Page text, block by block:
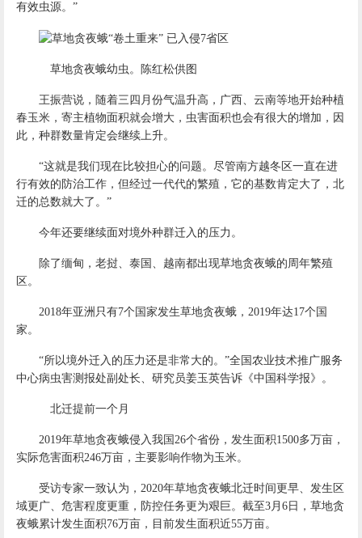
有效虫源。”
草地贪夜蛾幼虫。陈红松供图
王振营说，随着三四月份气温升高，广西、云南等地开始种植
春玉米，寄主植物面积就会增大，虫害面积也会有很大的增加，因
此，种群数量肯定会继续上升。
“这就是我们现在比较担心的问题。尽管南方越冬区一直在进
行有效的防治工作，但经过一代代的繁殖，它的基数肯定大了，北
迁的总数就大了。”
今年还要继续面对境外种群迁入的压力。
除了缅甸，老挝、泰国、越南都出现草地贪夜蛾的周年繁殖
区。
2018年亚洲只有7个国家发生草地贪夜蛾，2019年达17个国
家。
“所以境外迁入的压力还是非常大的。”全国农业技术推广服务
中心病虫害测报处副处长、研究员姜玉英告诉《中国科学报》。
北迁提前一个月
2019年草地贪夜蛾侵入我国26个省份，发生面积1500多万亩，
实际危害面积246万亩，主要影响作物为玉米。
受访专家一致认为，2020年草地贪夜蛾北迁时间更早、发生区
域更广、危害程度更重，防控任务更为艰巨。截至3月6日，草地贪
夜蛾累计发生面积76万亩，目前发生面积近55万亩。